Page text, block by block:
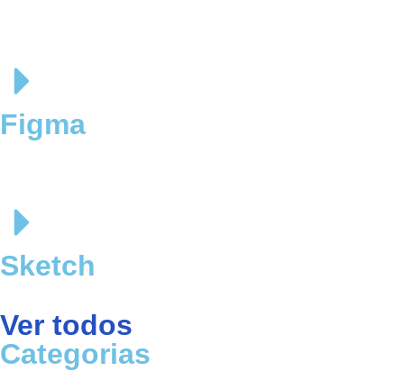
Figma
Sketch
Ver todos
Categorias